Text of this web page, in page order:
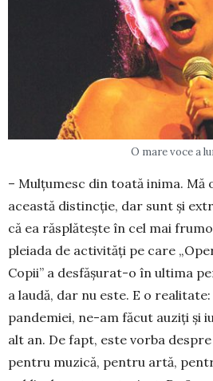
O mare voce a
– Mulţumesc din toată inima. Mă
această distincţie, dar sunt şi
că ea răsplăteşte în cel mai
pleiada de activităţi pe care
Copii” a desfăşurat-o în ultima
a laudă, dar nu este. E o
pandemiei, ne-am făcut auziţi şi
alt an. De fapt, este vorba
pentru muzică, pentru artă,